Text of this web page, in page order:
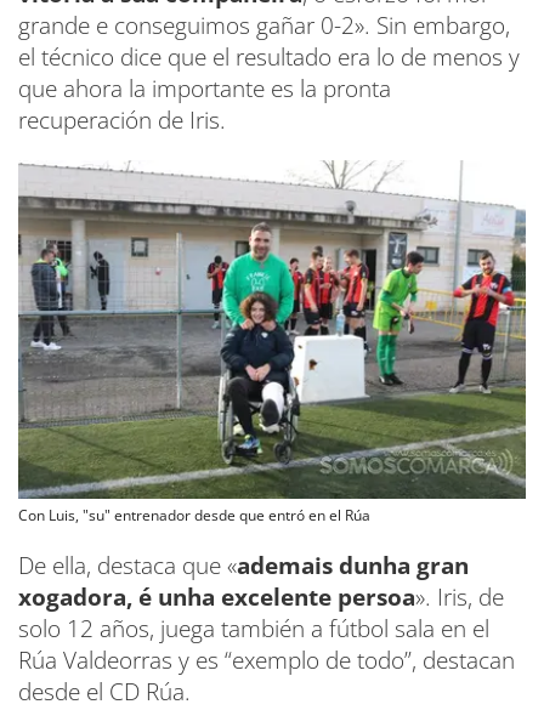
grande e conseguimos gañar 0-2». Sin embargo,
el técnico dice que el resultado era lo de menos y
que ahora la importante es la pronta
recuperación de Iris.
Con Luis, "su" entrenador desde que entró en el Rúa
De ella, destaca que «ademais dunha gran
xogadora, é unha excelente persoa». Iris, de
solo 12 años, juega también a fútbol sala en el
Rúa Valdeorras y es “exemplo de todo”, destacan
desde el CD Rúa.